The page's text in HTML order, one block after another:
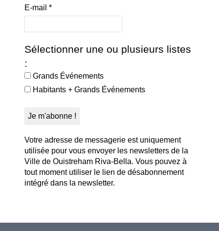
E-mail *
Sélectionner une ou plusieurs listes
:
Grands Événements
Habitants + Grands Événements
Votre adresse de messagerie est uniquement
utilisée pour vous envoyer les newsletters de la
Ville de Ouistreham Riva-Bella. Vous pouvez à
tout moment utiliser le lien de désabonnement
intégré dans la newsletter.